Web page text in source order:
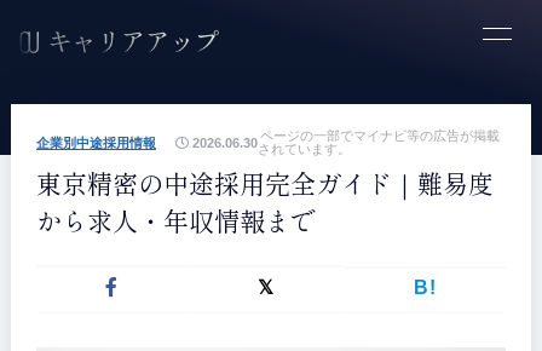
ページの一部でマイナビ等の広告が掲載
されています。
企業別中途採用情報 2026.06.30
東京精密の中途採用完全ガイド｜難易度
から求人・年収情報まで
B!